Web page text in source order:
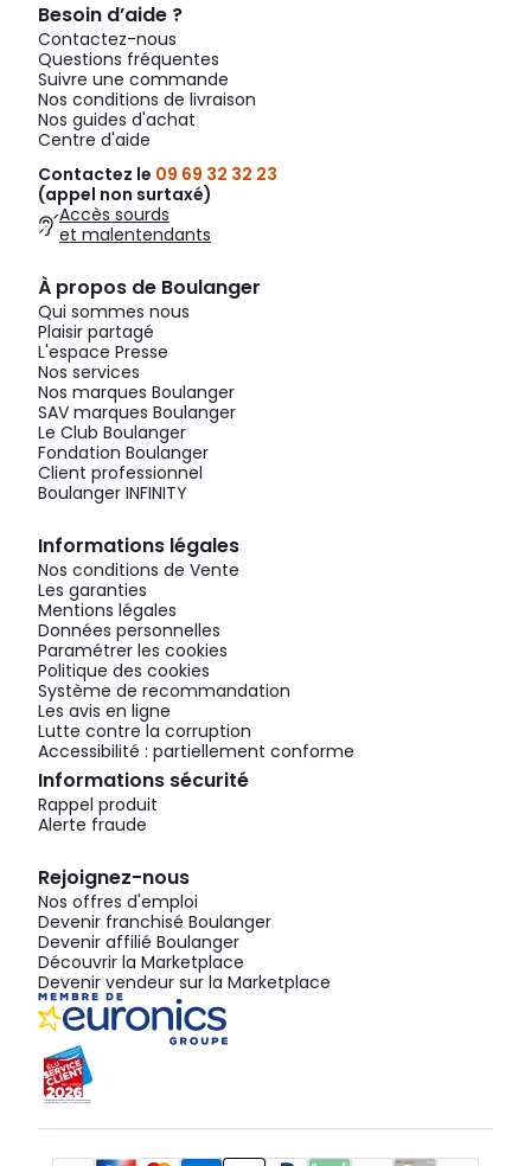
Besoin d’aide ?
Contactez-nous
Questions fréquentes
Suivre une commande
Nos conditions de livraison
Nos guides d'achat
Centre d'aide
Contactez le 09 69 32 32 23
(appel non surtaxé)
Accès sourds
et malentendants
À propos de Boulanger
Qui sommes nous
Plaisir partagé
L'espace Presse
Nos services
Nos marques Boulanger
SAV marques Boulanger
Le Club Boulanger
Fondation Boulanger
Client professionnel
Boulanger INFINITY
Informations légales
Nos conditions de Vente
Les garanties
Mentions légales
Données personnelles
Paramétrer les cookies
Politique des cookies
Système de recommandation
Les avis en ligne
Lutte contre la corruption
Accessibilité : partiellement conforme
Informations sécurité
Rappel produit
Alerte fraude
Rejoignez-nous
Nos offres d'emploi
Devenir franchisé Boulanger
Devenir affilié Boulanger
Découvrir la Marketplace
Devenir vendeur sur la Marketplace